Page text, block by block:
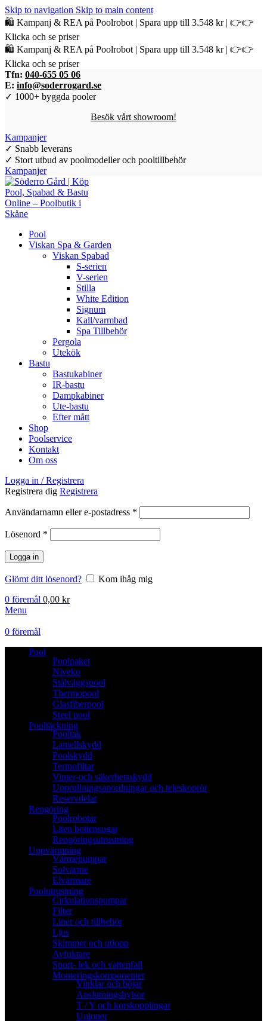
Skip to navigation Skip to main content
🛍️ Kampanj & REA på Poolrobot | Spara upp till 3.548 kr | 👉👉
Klicka och se priser
🛍️ Kampanj & REA på Poolrobot | Spara upp till 3.548 kr | 👉👉
Klicka och se priser
Tfn: 040-655 05 06
E: info@soderrogard.se
✓ 1000+ byggda pooler
Besök vårt showroom!
Kampanjer
✓ Snabb leverans
✓ Stort utbud av poolmodeller och pooltillbehör
Kampanjer
Pool
Viskan Spa & Garden
Viskan Spabad
S-serien
V-serien
Stilla
White Edition
Signum
Kall/varmbad
Spa Tillbehör
Pergola
Utekök
Bastu
Bastukabiner
IR-bastu
Dampkabiner
Ute-bastu
Efter mått
Shop
Poolservice
Kontakt
Om oss
Logga in / Registrera
Registrera dig Registrera
Användarnamn eller e-postadress *
Lösenord *
Logga in
Glömt ditt lösenord?
Kom ihåg mig
0 föremål 0,00 kr
Menu
0 föremål
Pool
Poolpaket
Niveko
Stålväggspool
Thermopool
Glasfiberpool
Steel pool
Pooltäckning
Pooltak
Lamellskydd
Poolskydd
Termofiltar
Vinter-och säkerhetsskydd
Upprullningsanordningar och teleskoprör
Reservdelar
Rengöring
Poolrobotar
Liten bottensugar
Rengöringsutrustning
Uppvärmning
Värmepumpar
Solvärme
Elvärmare
Poolutrustning
Cirkulationspumpar
Filter
Liner och tillbehör
Ljus
Skimmer och utlopp
Avfuktare
Sport- lek och vattenfall
Monteringskomponenter
Vinklar och böjar
Anslutningshylsor
T / Y och korskopplingar
Unioner